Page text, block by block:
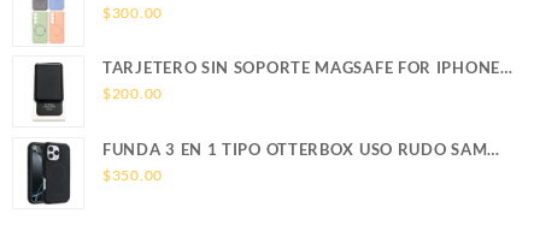
SOPORTE MAGNETICO SAMSUNG
$300.00
TARJETERO SIN SOPORTE MAGSAFE FOR IPHONE
LEATHER WALLET MAGSAFE
$200.00
FUNDA 3 EN 1 TIPO OTTERBOX USO RUDO SAM
S26 ULTRA SAMSUNG S26 ULTRA
$350.00